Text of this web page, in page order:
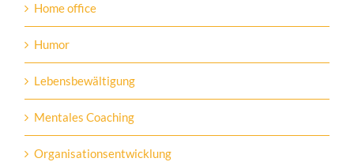
Home office
Humor
Lebensbewältigung
Mentales Coaching
Organisationsentwicklung